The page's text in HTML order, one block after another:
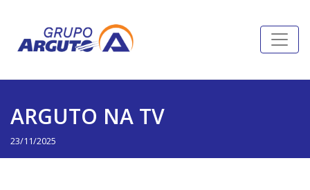
ARGUTO NA TV
23/11/2025